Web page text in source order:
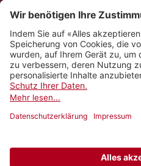
Kontakt
Impressum
Rechtliches
Netiquette